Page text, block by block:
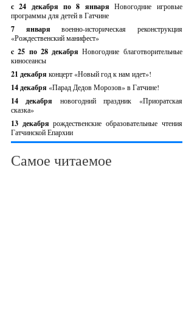
с 24 декабря по 8 январяНовогодние игровые
программы для детей в Гатчине
7 январявоенно-историческая реконструкция
«Рождественский манифест»
c 25 по 28 декабряНовогодние благотворительные
киносеансы
21 декабря концерт «Новый год к нам идет»!
14 декабря «Парад Дедов Морозов» в Гатчине!
14 декабря новогодний праздник «Приоратская
сказка»
13 декабрярождественские образовательные чтения
Гатчинской Епархии
Самое читаемое